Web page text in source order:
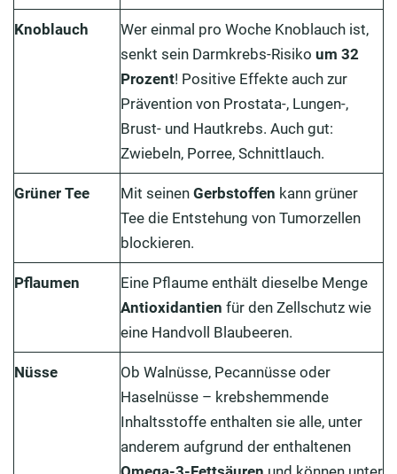
Knoblauch
Wer einmal pro Woche Knoblauch ist,
senkt sein Darmkrebs-Risiko um 32
Prozent! Positive Effekte auch zur
Prävention von Prostata-, Lungen-,
Brust- und Hautkrebs. Auch gut:
Zwiebeln, Porree, Schnittlauch.
Grüner Tee Mit seinen Gerbstoffen kann grüner
Tee die Entstehung von Tumorzellen
blockieren.
Pflaumen
Eine Pflaume enthält dieselbe Menge
Antioxidantien für den Zellschutz wie
eine Handvoll Blaubeeren.
Nüsse
Ob Walnüsse, Pecannüsse oder
Haselnüsse – krebshemmende
Inhaltsstoffe enthalten sie alle, unter
anderem aufgrund der enthaltenen